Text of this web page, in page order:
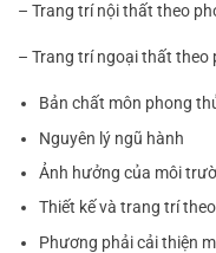
– Trang trí nội thất theo
– Trang trí ngoại thất
Bản chất môn phong
Nguyên lý ngũ hành
Ảnh hưởng của môi
Thiết kế và trang trí
Phương phải cải thiện